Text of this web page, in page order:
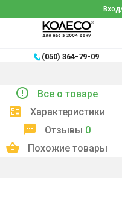
(050) 364-79-09
Все о товаре
Характеристики
Отзывы 0
Похожие товары